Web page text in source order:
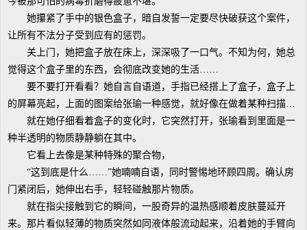
她攥紧了手中的银色盒子，暗自发誓一定要尽快破获这个案件，
让所有不法分子受到应有的惩罚。
关上门，她把盒子放在床上，深深吸了一口气。不知为何，她总
觉得这个盒子里的东西，会彻底改变她的生活……
要不要打开看看？她自言自语道，手指已经搭上了盒子，盒子上
的屏幕亮起，上面的图案给张瑜一种感觉，就好像在做着某种扫描…
就在她仔细看着盒子的变化时，它突然打开，张瑜看到里面是一
种半透明的物质静静躺在其中。
它看上去像是某种特殊的聚合物，
“这到底是什么……”她喃喃自语，同时警惕地环顾四周。确认房
门紧闭后，她伸出右手，轻轻碰触那片物质。
就在指尖接触到它的瞬间，一股奇异的温热感顺着皮肤蔓延开
来。那片看似轻薄的物质突然如同液体般流动起来，沿着她的手臂向